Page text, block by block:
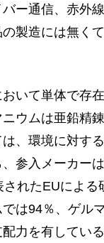
ー通信、赤外
製造には無く
いて単体で存
ウムは亜鉛精
、環境に対す
参入メーカー
れたEUによ
は94％、ゲル
力を有している